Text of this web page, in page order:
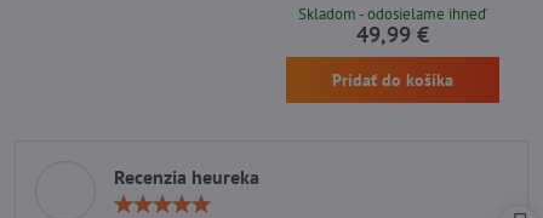
Skladom - odosielame ihneď
49,99 €
Pridať do košíka
Recenzia heureka